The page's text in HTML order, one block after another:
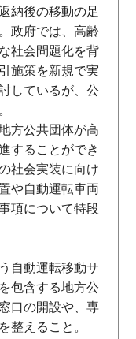
納後の移動の足
政府では、高齢
社会問題化を背
施策を新規で実
しているが、公
方公共団体が高
することができ
社会実装に向け
や自動運転車両
項について特段
自動運転移動サ
包含する地方公
口の開設や、専
整えること。